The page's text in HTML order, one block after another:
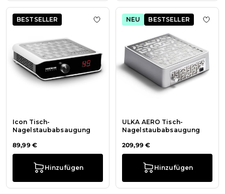
BESTSELLER
Icon Tisch-
Nagelstaubabsaugung
89,99 €
Hinzufügen
Zur Wunschliste hinzufügen Icon
NEU BESTSELLER
ULKA AERO Tisch-
Nagelstaubabsaugung
209,99 €
Hinzufügen
Zur